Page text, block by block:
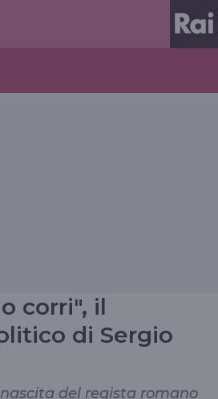
corri", il
di Sergio
del regista romano